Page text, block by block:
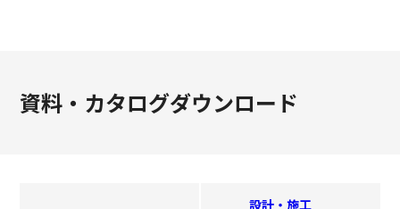
資料・カタログダウンロード
設計・施工